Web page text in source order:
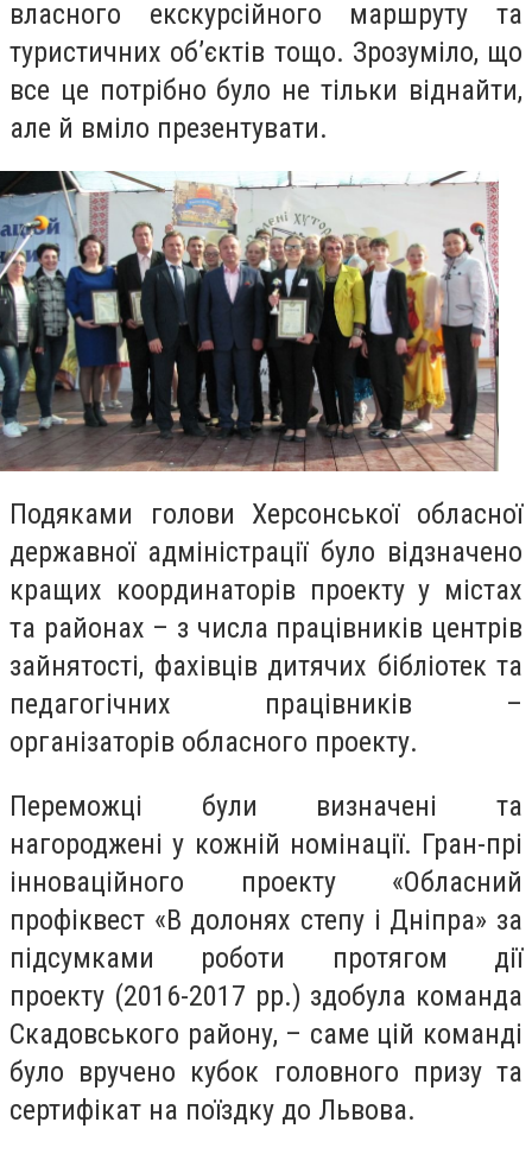
власного екскурсійного маршруту та
туристичних об’єктів тощо. Зрозуміло, що
все це потрібно було не тільки віднайти,
але й вміло презентувати.
Подяками голови Херсонської обласної
державної адміністрації було відзначено
кращих координаторів проекту у містах
та районах – з числа працівників центрів
зайнятості, фахівців дитячих бібліотек та
педагогічних працівників –
організаторів обласного проекту.
Переможці були визначені та
нагороджені у кожній номінації. Гран-прі
інноваційного проекту «Обласний
профіквест «В долонях степу і Дніпра» за
підсумками роботи протягом дії
проекту (2016-2017 рр.) здобула команда
Скадовського району, – саме цій команді
було вручено кубок головного призу та
сертифікат на поїздку до Львова.